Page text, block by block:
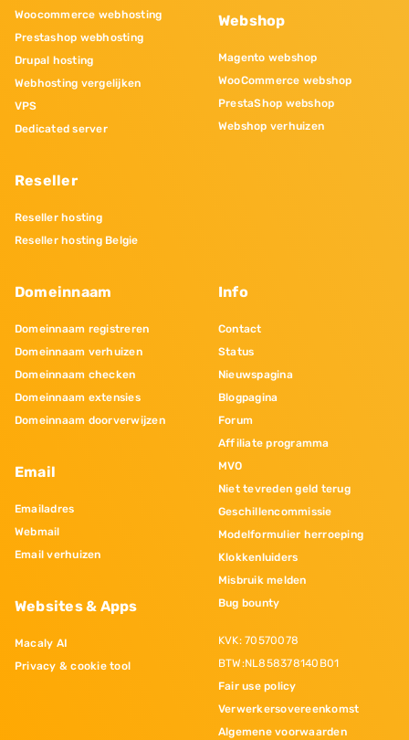
Woocommerce webhosting
Prestashop webhosting
Drupal hosting
Webhosting vergelijken
VPS
Dedicated server
Reseller
Reseller hosting
Reseller hosting Belgie
Webshop
Magento webshop
WooCommerce webshop
PrestaShop webshop
Webshop verhuizen
Domeinnaam
Domeinnaam registreren
Domeinnaam verhuizen
Domeinnaam checken
Domeinnaam extensies
Domeinnaam doorverwijzen
Email
Emailadres
Webmail
Email verhuizen
Websites & Apps
Macaly AI
Privacy & cookie tool
Info
Contact
Status
Nieuwspagina
Blogpagina
Forum
Affiliate programma
MVO
Niet tevreden geld terug
Geschillencommissie
Modelformulier herroeping
Klokkenluiders
Misbruik melden
Bug bounty
KVK: 70570078
BTW:NL858378140B01
Fair use policy
Verwerkersovereenkomst
Algemene voorwaarden